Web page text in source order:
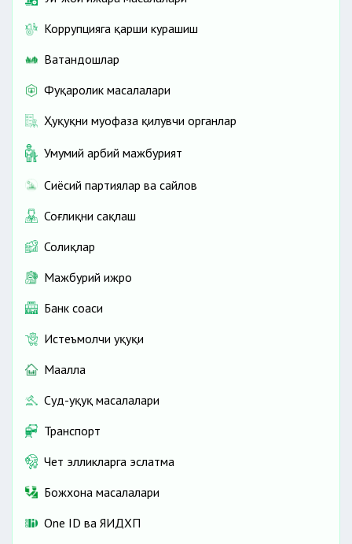
Коррупцияга қарши курашиш
Ватандошлар
Фуқаролик масалалари
Ҳуқуқни муҳофаза қилувчи органлар
Умумий ҳарбий мажбурият
Сиёсий партиялар ва сайлов
Соғлиқни сақлаш
Солиқлар
Мажбурий ижро
Банк соҳаси
Истеъмолчи ҳуқуқи
Маҳалла
Суд-ҳуқуқ масалалари
Транспорт
Чет элликларга эслатма
Божхона масалалари
One ID ва ЯИДХП